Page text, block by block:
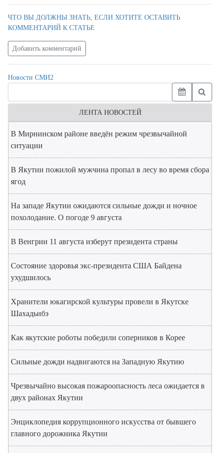
ЧТО ВЫ ДОЛЖНЫ ЗНАТЬ, ЕСЛИ ХОТИТЕ ОСТАВИТЬ
КОММЕНТАРИЙ К СТАТЬЕ
Добавить комментарий
Новости СМИ2
ЛЕНТА НОВОСТЕЙ
В Мирнинском районе введён режим чрезвычайной
ситуации
В Якутии пожилой мужчина пропал в лесу во время сбора
ягод
На западе Якутии ожидаются сильные дожди и ночное
похолодание. О погоде 9 августа
В Венгрии 11 августа изберут президента страны
Состояние здоровья экс-президента США Байдена
ухудшилось
Хранители юкагирской культуры провели в Якутске
Шахадьибэ
Как якутские роботы победили соперников в Корее
Сильные дожди надвигаются на Западную Якутию
Чрезвычайно высокая пожароопасность леса ожидается в
двух районах Якутии
Энциклопедия коррупционного искусства от бывшего
главного дорожника Якутии